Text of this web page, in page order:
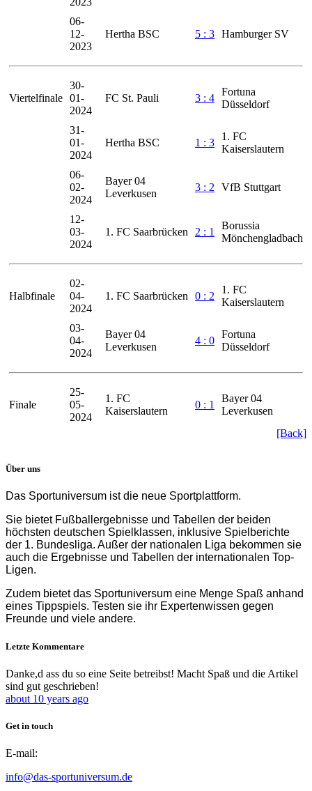
06-
12-
2023
Hertha BSC 5 : 3 Hamburger SV
Viertelfinale
30-
01-
2024
FC St. Pauli 3 : 4
Fortuna
Düsseldorf
31-
01-
2024
Hertha BSC 1 : 3
1. FC
Kaiserslautern
06-
02-
2024
Bayer 04
Leverkusen
3 : 2 VfB Stuttgart
12-
03-
2024
1. FC Saarbrücken 2 : 1
Borussia
Mönchengladbach
Halbfinale
02-
04-
2024
1. FC Saarbrücken 0 : 2
1. FC
Kaiserslautern
03-
04-
2024
Bayer 04
Leverkusen
4 : 0
Fortuna
Düsseldorf
Finale
25-
05-
2024
1. FC
Kaiserslautern
0 : 1
Bayer 04
Leverkusen
[Back]
Über uns
Das Sportuniversum ist die neue Sportplattform.
Sie bietet Fußballergebnisse und Tabellen der beiden
höchsten deutschen Spielklassen, inklusive Spielberichte
der 1. Bundesliga. Außer der nationalen Liga bekommen sie
auch die Ergebnisse und Tabellen der internationalen Top-
Ligen.
Zudem bietet das Sportuniversum eine Menge Spaß anhand
eines Tippspiels. Testen sie ihr Expertenwissen gegen
Freunde und viele andere.
Letzte Kommentare
Danke,d ass du so eine Seite betreibst! Macht Spaß und die Artikel
sind gut geschrieben!
about 10 years ago
Get in touch
E-mail:
info@das-sportuniversum.de